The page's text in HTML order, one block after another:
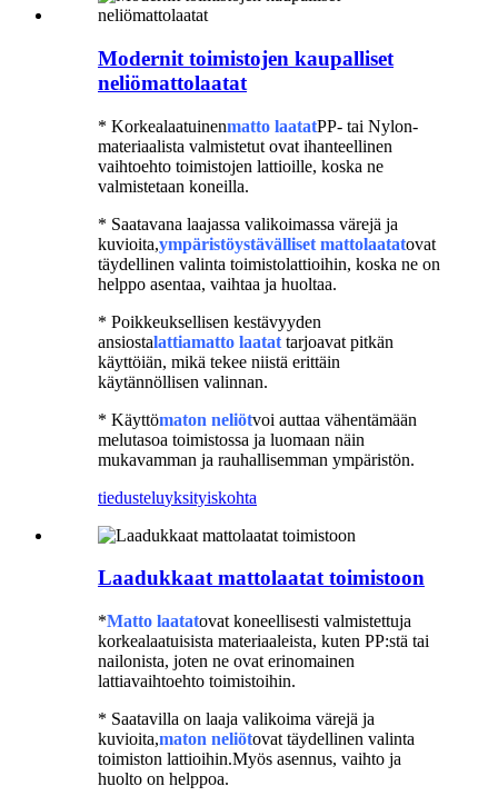
Modernit toimistojen kaupalliset
neliömattolaatat
* Korkealaatuinenmatto laatatPP- tai Nylon-
materiaalista valmistetut ovat ihanteellinen
vaihtoehto toimistojen lattioille, koska ne
valmistetaan koneilla.
* Saatavana laajassa valikoimassa värejä ja
kuvioita,ympäristöystävälliset mattolaatatovat
täydellinen valinta toimistolattioihin, koska ne on
helppo asentaa, vaihtaa ja huoltaa.
* Poikkeuksellisen kestävyyden
ansiostalattiamatto laatat tarjoavat pitkän
käyttöiän, mikä tekee niistä erittäin
käytännöllisen valinnan.
* Käyttömaton neliötvoi auttaa vähentämään
melutasoa toimistossa ja luomaan näin
mukavamman ja rauhallisemman ympäristön.
tiedusteluyksityiskohta
Laadukkaat mattolaatat toimistoon
*Matto laatatovat koneellisesti valmistettuja
korkealaatuisista materiaaleista, kuten PP:stä tai
nailonista, joten ne ovat erinomainen
lattiavaihtoehto toimistoihin.
* Saatavilla on laaja valikoima värejä ja
kuvioita,maton neliötovat täydellinen valinta
toimiston lattioihin.Myös asennus, vaihto ja
huolto on helppoa.